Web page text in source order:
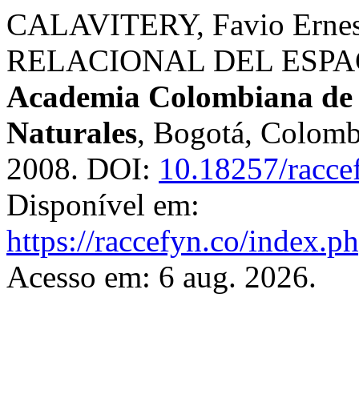
CALAVITERY, Favio
RELACIONAL DEL
Academia Colombiana
Naturales, Bogotá,
2008. DOI: 10.18257/
Disponível em:
https://raccefyn.co/
Acesso em: 6 aug. 2026.